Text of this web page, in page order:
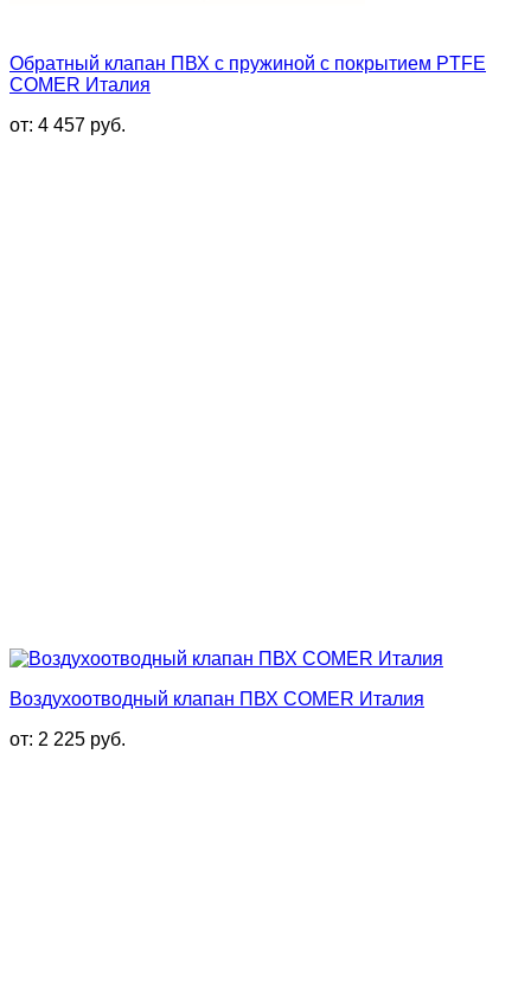
Обратный клапан ПВХ с пружиной с покрытием PTFE
COMER Италия
от: 4 457 руб.
Воздухоотводный клапан ПВХ COMER Италия
от: 2 225 руб.